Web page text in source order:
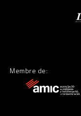
Membre de: